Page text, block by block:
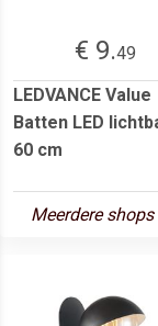
€ 9.49
LEDVANCE Value
Batten LED
60 cm
Meerdere shops